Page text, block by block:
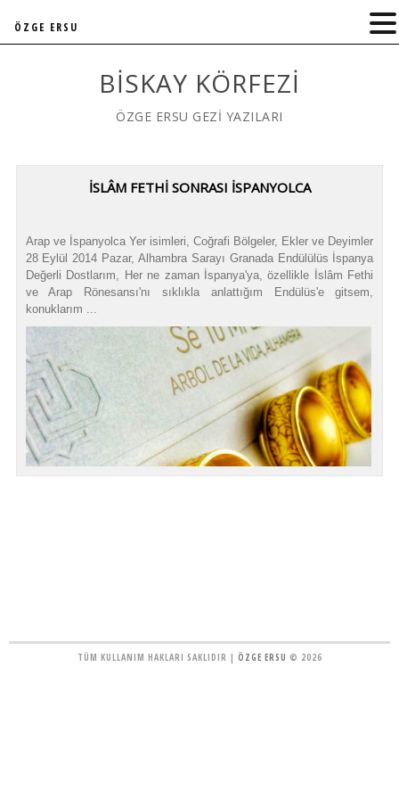
BISKAY KÖRFEZI
ÖZGE ERSU GEZİ YAZILARI
İSLÂM FETHİ SONRASI İSPANYOLCA
Arap ve İspanyolca Yer isimleri, Coğrafi Bölgeler, Ekler ve Deyimler
28 Eylül 2014 Pazar, Alhambra Sarayı Granada Endülülüs İspanya
Değerli Dostlarım, Her ne zaman İspanya'ya, özellikle İslâm Fethi
ve Arap Rönesansı'nı sıklıkla anlattığım Endülüs'e gitsem,
konuklarım ...
TÜM KULLANIM HAKLARI SAKLIDIR | ÖZGE ERSU © 2026
ÖZGE ERSU